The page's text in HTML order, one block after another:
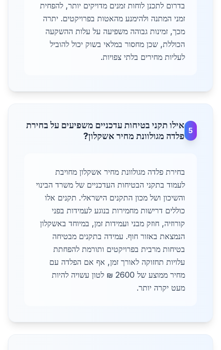
בדרום לתכנן לוחות זמנים מדויקים יותר, להפחית
זמני המתנה ולהימנע מהאטות בפרויקטים. יתרה
מכך, זמינות גבוהה משפיעה על עלות ההשקעה
הכוללת, שכן מחסור במלאי בשוק יכול להוביל
לעליות מחירים בלתי צפויות.
5
אילו תקני בטיחות עדכניים משפיעים על בחירת
פלדה מגולוונת מחיר אשקלון?
בחירת פלדה מגולוונת מחיר אשקלון מחויבת
לעמוד בתקני הבטיחות העדכניים של משרד הבינוי
והשיכון ושל מכון התקנים הישראלי. תקנים אלו
כוללים דרישות מחמירות בנוגע לעמידות בפני
קורוזיה, חוזק מבני ועמידות זמן, במיוחד באשקלון
הנמצאת באזור חוף. עמידה בתקנים מבטיחה
בטיחות מרבית בפרויקטים ותורמת להפחתת
עלויות תחזוקה לאורך זמן, אף אם הפלדה עם
מחיר ממוצע של 2600 ₪ לטון עשויה להיות
מעט יקרה יותר.